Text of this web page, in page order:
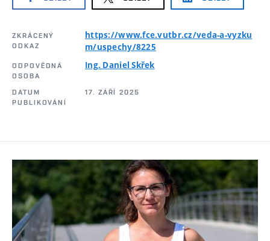
ZKRÁCENÝ
ODKAZ
https://www.fce.vutbr.cz/veda-a-vyzku
m/uspechy/8225
ODPOVĚDNÁ
OSOBA
Ing. Daniel Skřek
DATUM
PUBLIKOVÁNÍ
17. ZÁŘÍ 2025